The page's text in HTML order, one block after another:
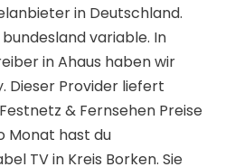
in Deutschland.
variable. In
in Ahaus haben wir
Dieser Provider liefert
& Fernsehen Preise
Monat hast du
TV in Kreis Borken. Sie